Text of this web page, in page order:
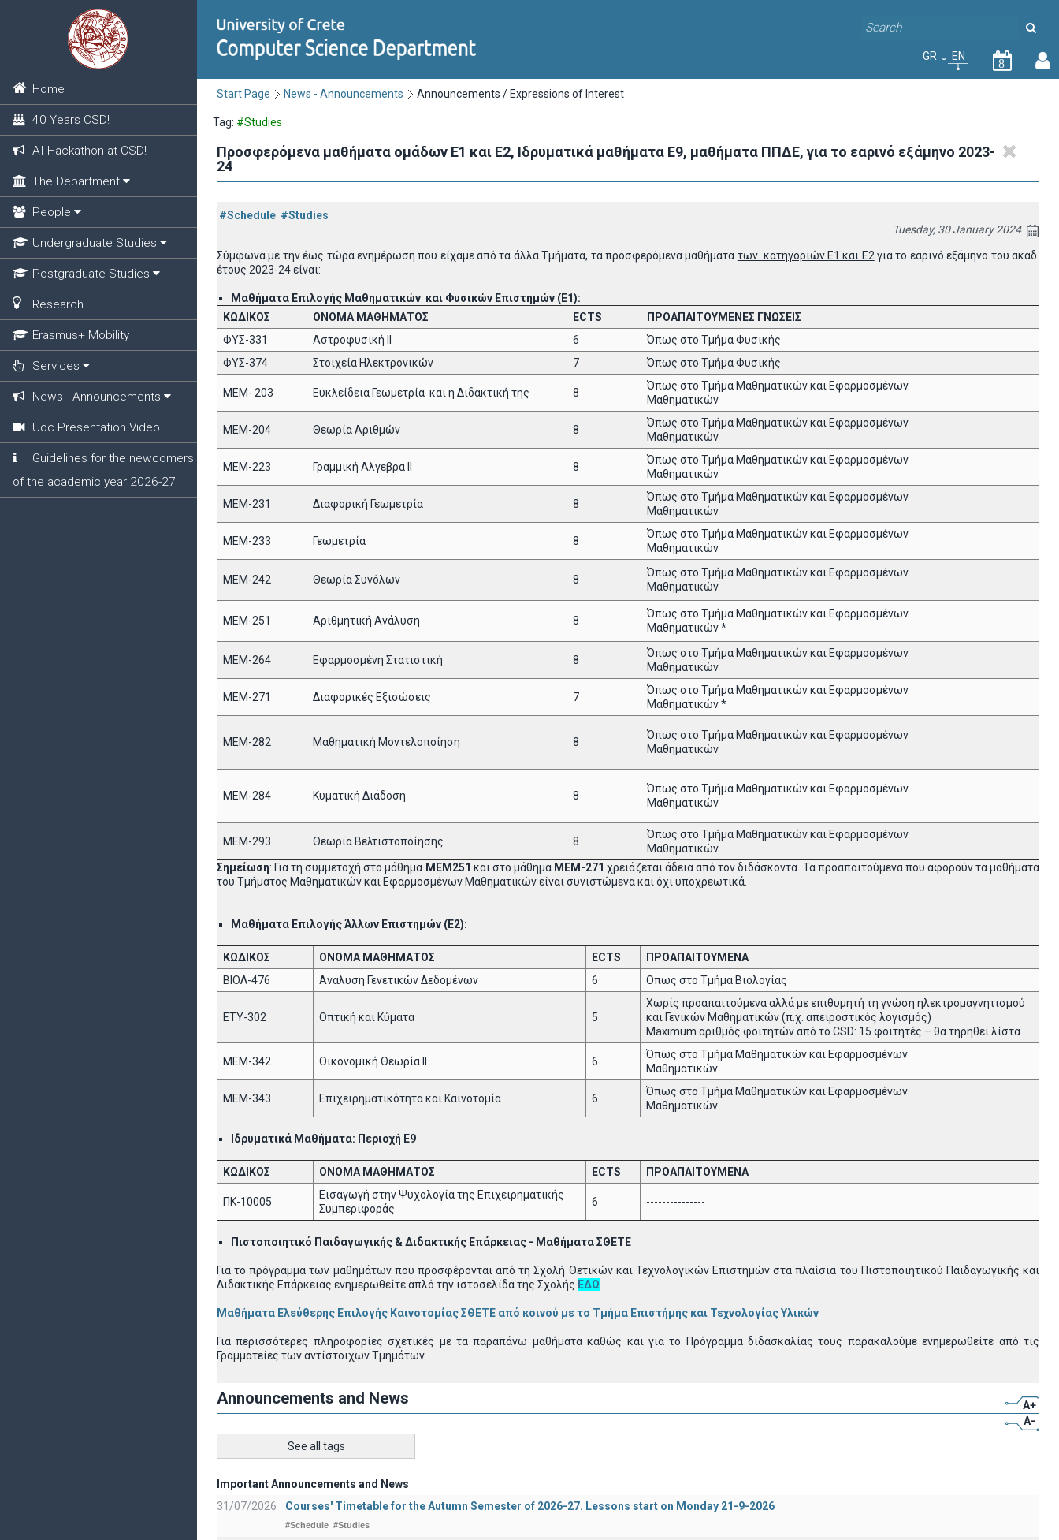
Home
40 Years CSD!
AI Hackathon at CSD!
The Department
People
Undergraduate Studies
Postgraduate Studies
Research
Erasmus+ Mobility
Services
News - Announcements
Uoc Presentation Video
Guidelines for the newcomers
of the academic year 2026-27
GR EN
8
Start Page News - Announcements Announcements / Expressions of Interest
Tag: #Studies
Προσφερόμενα μαθήματα ομάδων Ε1 και Ε2, Ιδρυματικά μαθήματα Ε9, μαθήματα ΠΠΔΕ, για το εαρινό εξάμηνο 2023-
24
#Schedule #Studies
Tuesday, 30 January 2024
Σύμφωνα με την έως τώρα ενημέρωση που είχαμε από τα άλλα Τμήματα, τα προσφερόμενα μαθήματα των κατηγοριών Ε1 και Ε2 για το εαρινό εξάμηνο του ακαδ.
έτους 2023-24 είναι:
Μαθήματα Επιλογής Μαθηματικών και Φυσικών Επιστημών (Ε1):
ΚΩΔΙΚΟΣ
ΟΝΟΜΑ ΜΑΘΗΜΑΤΟΣ ECTS
ΠΡΟΑΠΑΙΤΟΥΜΕΝΕΣ ΓΝΩΣΕΙΣ
ΦΥΣ-331
Αστροφυσική ΙΙ 6
Όπως στο Τμήμα Φυσικής
ΦΥΣ-374
Στοιχεία Ηλεκτρονικών 7 Όπως στο Τμήμα Φυσικής
ΜΕΜ- 203 Eυκλείδεια Γεωμετρία και η Διδακτική της 8
Όπως στο Τμήμα Μαθηματικών και Εφαρμοσμένων
Μαθηματικών
ΜΕΜ-204 Θεωρία Αριθμών 8
Όπως στο Τμήμα Μαθηματικών και Εφαρμοσμένων
Μαθηματικών
ΜΕΜ-223 Γραμμική Αλγεβρα ΙΙ 8
Όπως στο Τμήμα Μαθηματικών και Εφαρμοσμένων
Μαθηματικών
ΜΕΜ-231 Διαφορική Γεωμετρία 8
Όπως στο Τμήμα Μαθηματικών και Εφαρμοσμένων
Μαθηματικών
MEM-233 Γεωμετρία 8
Όπως στο Τμήμα Μαθηματικών και Εφαρμοσμένων
Μαθηματικών
ΜΕΜ-242 Θεωρία Συνόλων 8
Όπως στο Τμήμα Μαθηματικών και Εφαρμοσμένων
Μαθηματικών
ΜΕΜ-251 Αριθμητική Ανάλυση 8
Όπως στο Τμήμα Μαθηματικών και Εφαρμοσμένων
Μαθηματικών *
ΜΕΜ-264 Εφαρμοσμένη Στατιστική 8
Όπως στο Τμήμα Μαθηματικών και Εφαρμοσμένων
Μαθηματικών
ΜΕΜ-271 Διαφορικές Εξισώσεις 7
Όπως στο Τμήμα Μαθηματικών και Εφαρμοσμένων
Μαθηματικών *
ΜΕΜ-282 Μαθηματική Μοντελοποίηση 8
Όπως στο Τμήμα Μαθηματικών και Εφαρμοσμένων
Μαθηματικών
ΜΕΜ-284 Κυματική Διάδοση 8
Όπως στο Τμήμα Μαθηματικών και Εφαρμοσμένων
Μαθηματικών
ΜΕΜ-293 Θεωρία Βελτιστοποίησης 8
Όπως στο Τμήμα Μαθηματικών και Εφαρμοσμένων
Μαθηματικών
Σημείωση: Για τη συμμετοχή στο μάθημα ΜΕΜ251 και στο μάθημα ΜΕΜ-271 χρειάζεται άδεια από τον διδάσκοντα. Τα προαπαιτούμενα που αφορούν τα μαθήματα
του Τμήματος Μαθηματικών και Εφαρμοσμένων Μαθηματικών είναι συνιστώμενα και όχι υποχρεωτικά.
Μαθήματα Επιλογής Άλλων Επιστημών (Ε2):
ΚΩΔΙΚΟΣ ΟΝΟΜΑ ΜΑΘΗΜΑΤΟΣ ECTS
ΠΡΟΑΠΑΙΤΟΥΜΕΝΑ
ΒΙΟΛ-476
Ανάλυση Γενετικών Δεδομένων 6 Οπως στο Τμήμα Βιολογίας
ΕΤΥ-302 Οπτική και Κύματα 5
Χωρίς προαπαιτούμενα αλλά με επιθυμητή τη γνώση ηλεκτρομαγνητισμού
και Γενικών Μαθηματικών (π.χ. απειροστικός λογισμός)
Maximum αριθμός φοιτητών από το CSD: 15 φοιτητές – θα τηρηθεί λίστα
ΜΕΜ-342 Οικονομική Θεωρία ΙΙ 6
Όπως στο Τμήμα Μαθηματικών και Εφαρμοσμένων
Μαθηματικών
ΜΕΜ-343 Επιχειρηματικότητα και Καινοτομία 6
Όπως στο Τμήμα Μαθηματικών και Εφαρμοσμένων
Μαθηματικών
Ιδρυματικά Μαθήματα: Περιοχή Ε9
ΚΩΔΙΚΟΣ ΟΝΟΜΑ ΜΑΘΗΜΑΤΟΣ ECTS ΠΡΟΑΠΑΙΤΟΥΜΕΝΑ
ΠΚ-10005
Εισαγωγή στην Ψυχολογία της Επιχειρηματικής
Συμπεριφοράς
6 ---------------
Πιστοποιητικό Παιδαγωγικής & Διδακτικής Επάρκειας - Μαθήματα ΣΘΕΤΕ
Για το πρόγραμμα των μαθημάτων που προσφέρονται από τη Σχολή Θετικών και Τεχνολογικών Επιστημών στα πλαίσια του Πιστοποιητικού Παιδαγωγικής και
Διδακτικής Επάρκειας ενημερωθείτε απλό την ιστοσελίδα της Σχολής ΕΔΩ
Μαθήματα Ελεύθερης Επιλογής Καινοτομίας ΣΘΕΤΕ από κοινού με το Τμήμα Επιστήμης και Τεχνολογίας Υλικών
Για περισσότερες πληροφορίες σχετικές με τα παραπάνω μαθήματα καθώς και για το Πρόγραμμα διδασκαλίας τους παρακαλούμε ενημερωθείτε από τις
Γραμματείες των αντίστοιχων Τμημάτων.
Announcements and News
A+
A-
See all tags
Important Announcements and News
31/07/2026
Courses' Timetable for the Autumn Semester of 2026-27. Lessons start on Monday 21-9-2026
#Schedule #Studies